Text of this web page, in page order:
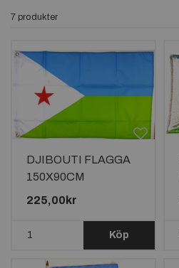
7 produkter
DJIBOUTI FLAGGA
150X90CM
225,00kr
Köp